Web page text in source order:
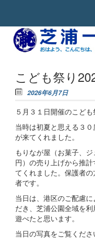
Skip to content
芝
一
丁
町
会
お
は
よ
こ
ん
に
ち
あ
が
と
あ
い
さ
つ
の
で
き
る
街。
こども祭り
2026年6月7日
５月３１日開催のこど
当時は初夏と思える３
が来てくれました。
もりなが屋（お菓子、
円）の売り上げから推
てくれました。保護者
者です。
当日は、港区のご配慮
だき、芝浦公園全域を
遊べたと思います。
当日の写真をご覧くださ